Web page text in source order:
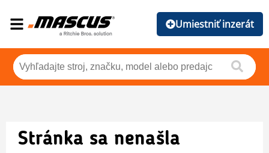
Umiestniť inzerát
Stránka sa nenašla